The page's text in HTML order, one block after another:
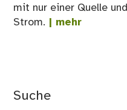
mit nur einer Quelle
Strom. | mehr
Suche